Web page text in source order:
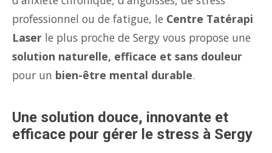
professionnel ou de fatigue, le Centre Tatérapi
Laser le plus proche de Sergy vous propose une
solution naturelle, efficace et sans douleur
pour un bien-être mental durable.
Une solution douce, innovante et
efficace pour gérer le stress à Sergy